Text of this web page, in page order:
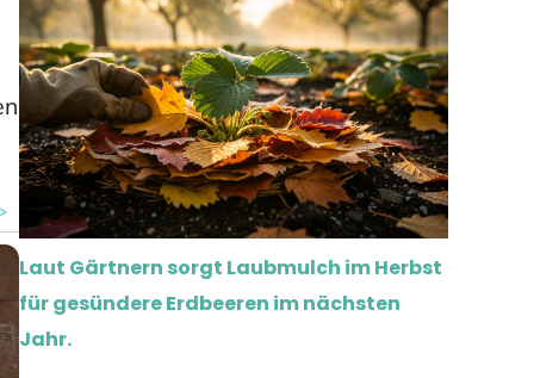
Laut Gärtnern sorgt Laubmulch im Herbst
für gesündere Erdbeeren im nächsten
Jahr.